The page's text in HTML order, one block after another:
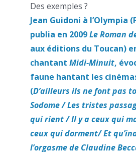
Des exemples ?
Jean Guidoni à l’Olympia
publia en 2009Le Roman
aux éditions du Toucan)
chantant Midi-Minuit,
faune hantant les
(D’ailleurs ils ne font pas
Sodome / Les tristes
qui rient / Il y a ceux qui
ceux qui dorment/ Et
l’orgasme de Claudine